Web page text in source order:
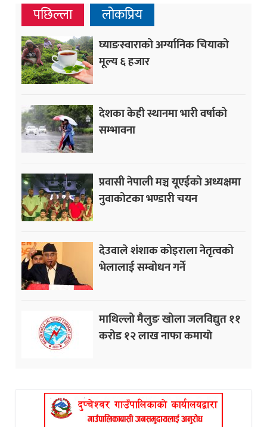
पछिल्ला लोकप्रिय
घ्याङस्वाराको अर्ग्यानिक चियाको
मूल्य ६ हजार
देशका केही स्थानमा भारी वर्षाको
सम्भावना
प्रवासी नेपाली मञ्च यूएईको अध्यक्षमा
नुवाकोटका भण्डारी चयन
देउवाले शंशाक कोइराला नेतृत्वको
भेलालाई सम्बोधन गर्ने
माथिल्लो मैलुङ खोला जलविद्युत ११
करोड १२ लाख नाफा कमायाे